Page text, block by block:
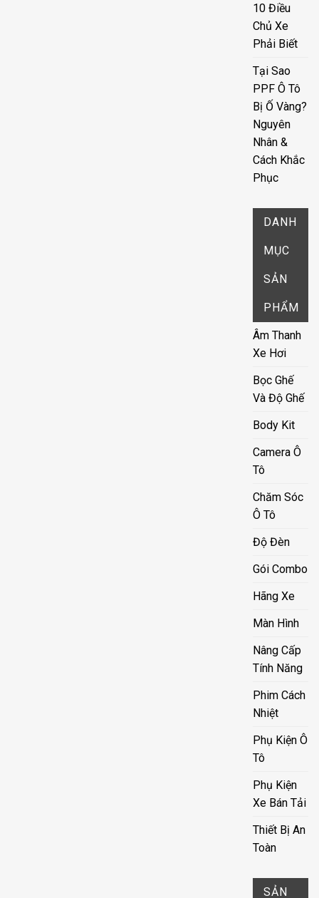
10 Điều
Chủ Xe
Phải Biết
Tại Sao
PPF Ô Tô
Bị Ố Vàng?
Nguyên
Nhân &
Cách Khắc
Phục
DANH
MỤC
SẢN
PHẨM
Âm Thanh
Xe Hơi
Bọc Ghế
Và Độ Ghế
Body Kit
Camera Ô
Tô
Chăm Sóc
Ô Tô
Độ Đèn
Gói Combo
Hãng Xe
Màn Hình
Nâng Cấp
Tính Năng
Phim Cách
Nhiệt
Phụ Kiện Ô
Tô
Phụ Kiện
Xe Bán Tải
Thiết Bị An
Toàn
SẢN